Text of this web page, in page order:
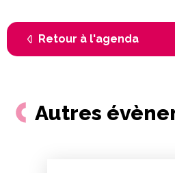
Retour à l'agenda
Autres